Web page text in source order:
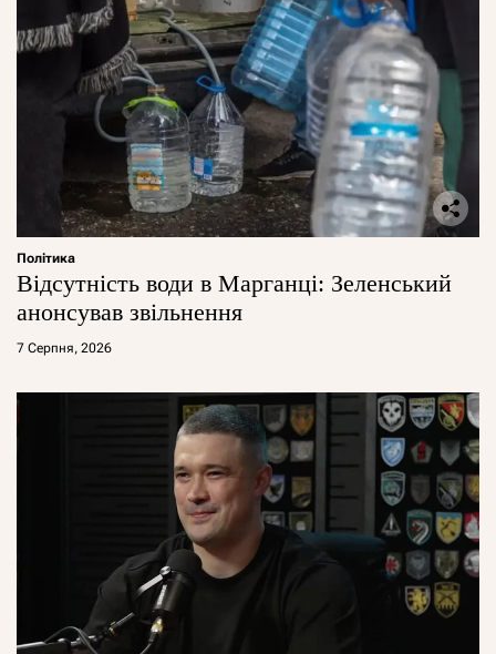
Політика
Відсутність води в Марганці: Зеленський
анонсував звільнення
7 Серпня, 2026